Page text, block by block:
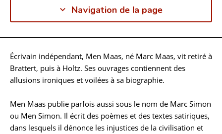
Navigation de la page
Biographie
Écrivain indépendant, Men Maas, né Marc Maas, vit retiré à
Brattert, puis à Holtz. Ses ouvrages contiennent des
allusions ironiques et voilées à sa biographie.
Men Maas publie parfois aussi sous le nom de Marc Simon
ou Men Simon. Il écrit des poèmes et des textes satiriques,
dans lesquels il dénonce les injustices de la civilisation et